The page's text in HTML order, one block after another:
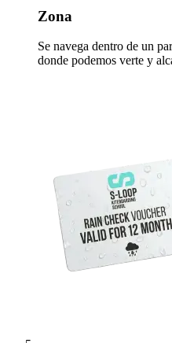
Zona
Se navega dentro de un
donde podemos verte y